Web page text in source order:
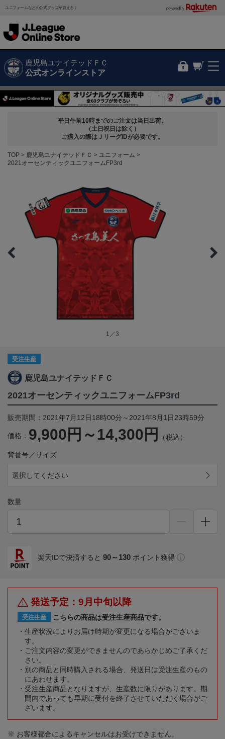
ユニフォームなどの公式グッズが買える！ powered by
鹿児島ユナイテッドＦＣ
公式オンラインストア
平日午前10時までのご注文は当日出荷。
（土日祝日は除く）
ご購入の際はＪリーグIDが必要です。
TOP 鹿児島ユナイテッドＦＣ
ユニフォーム
2021オーセンティックユニフォームFP3rd
1／3
受注生産
鹿児島ユナイテッドＦＣ
2021オーセンティックユニフォームFP3rd
販売期間：2021年7月12日18時00分～2021年8月1日23時59分
価格： 9,900円～14,300円 （税込）
背番号／サイズ
選択してください
数量
楽天IDで決済すると 90～130 ポイント獲得
発送予定：9月中旬以降
受注生産
こちらの商品は受注生産商品です。
生産状況によりお届け時期が変更になる場合がございま
す。
ご注文内容の変更ができませんのであらかじめご了承くだ
さい。
別の商品と同時購入される場合、発送日は受注生産のもの
にあわせます。
受注生産商品となりますが、生産数に限りがあります。期
間内であっても早期に受付を終了させていただく場合がご
ざいます。
※ お客様都合によるキャンセルはお受けできません。